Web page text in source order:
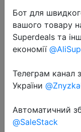
Бот для
вашого товару
Superdeals та
економії
Телеграм канал
України
Автоматичний
@SaleStack